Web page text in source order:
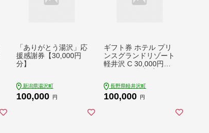
「ありがとう湯沢」応
援感謝券【30,000円
分】
新潟県湯沢町
100,000 円
ギフト券 ホテル プリ
ンスグランドリゾート
軽井沢 C 30,000円分
長野県軽井沢町
100,000 円